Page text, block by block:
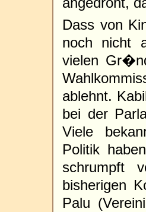
Dass von
noch nicht
vielen
ablehnt.
bei der
Viele
Politik
schrumpft
bisherigen
Palu